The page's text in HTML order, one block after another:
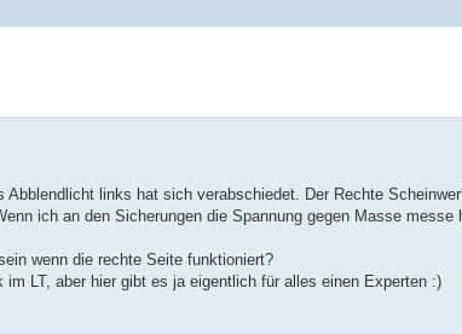
links hat sich verabschiedet. Der Rechte
ich an den Sicherungen die Spannung gegen Masse
wenn die rechte Seite funktioniert?
LT, aber hier gibt es ja eigentlich für alles einen Experten :)